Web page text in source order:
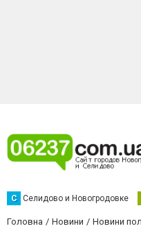
С Селидово и Новогродовке
Головна Новини Новини